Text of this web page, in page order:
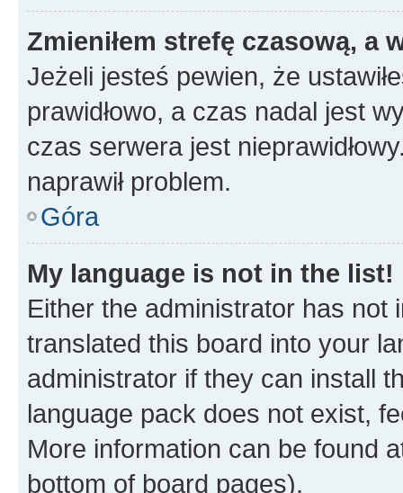
Zmieniłem strefę czasową, a
Jeżeli jesteś pewien, że
prawidłowo, a czas nadal jest
czas serwera jest
naprawił problem.
Góra
My language is not in the list!
Either the administrator has not
translated this board into your
administrator if they can install
language pack does not exist,
More information can be found
bottom of board pages).